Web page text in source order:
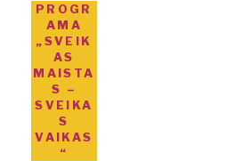
PROGR
AMA
„SVEIK
AS
MAISTA
S –
SVEIKA
S
VAIKAS
“